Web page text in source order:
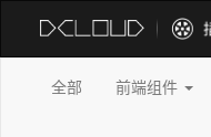
全部 前端组件